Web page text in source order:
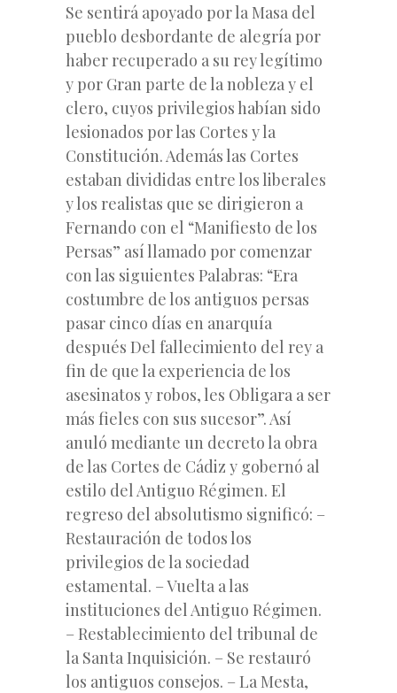
Se sentirá apoyado por la Masa del
pueblo desbordante de alegría por
haber recuperado a su rey legítimo
y por Gran parte de la nobleza y el
clero, cuyos privilegios habían sido
lesionados por las Cortes y la
Constitución. Además las Cortes
estaban divididas entre los liberales
y los realistas que se dirigieron a
Fernando con el “Manifiesto de los
Persas” así llamado por comenzar
con las siguientes Palabras: “Era
costumbre de los antiguos persas
pasar cinco días en anarquía
después Del fallecimiento del rey a
fin de que la experiencia de los
asesinatos y robos, les Obligara a ser
más fieles con sus sucesor”. Así
anuló mediante un decreto la obra
de las Cortes de Cádiz y gobernó al
estilo del Antiguo Régimen. El
regreso del absolutismo significó: –
Restauración de todos los
privilegios de la sociedad
estamental. – Vuelta a las
instituciones del Antiguo Régimen.
– Restablecimiento del tribunal de
la Santa Inquisición. – Se restauró
los antiguos consejos. – La Mesta,